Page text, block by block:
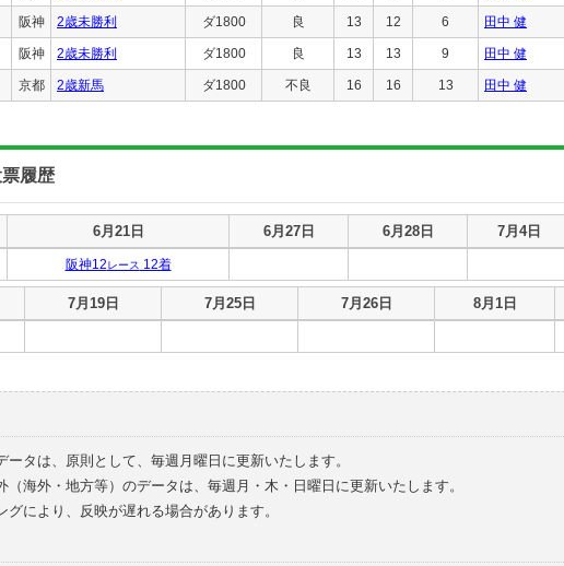
阪神 2歳未勝利 ダ1800 良 13 12 6 田中 健
阪神 2歳未勝利 ダ1800 良 13 13 9 田中 健
京都 2歳新馬 ダ1800 不良 16 16 13 田中 健
履歴
6月21日 6月27日 6月28日 7月4日
阪神12レース 12着
7月19日 7月25日 7月26日 8月1日
ータは、原則として、毎週月曜日に更新いたします。
（海外・地方等）のデータは、毎週月・木・日曜日に更新いたします。
グにより、反映が遅れる場合があります。